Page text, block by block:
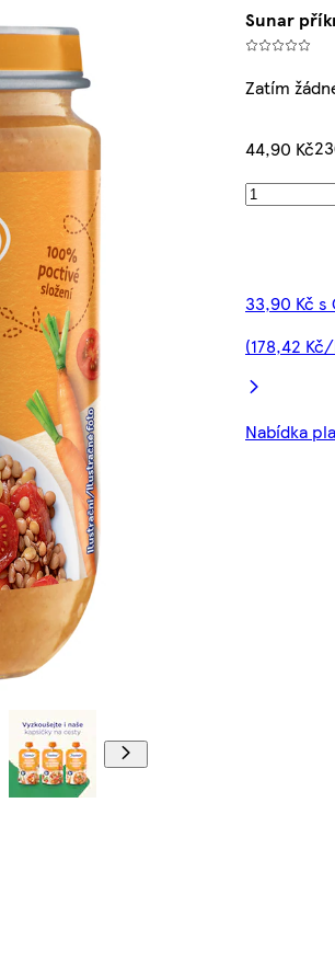
Sunar
Zatím
44,90 Kč
33,90 Kč s
(178,42
Nabídka